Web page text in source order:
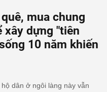
mua chung
xây dựng "tiên
10 năm khiến
dân ở ngôi làng này vẫn